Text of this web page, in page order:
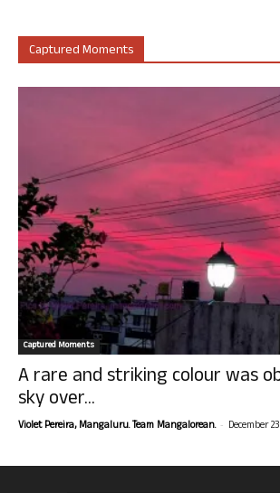
Captured Moments
Captured Moments
A rare and striking colour was
sky over...
Violet Pereira, Mangaluru. Team Mangalorean. - December